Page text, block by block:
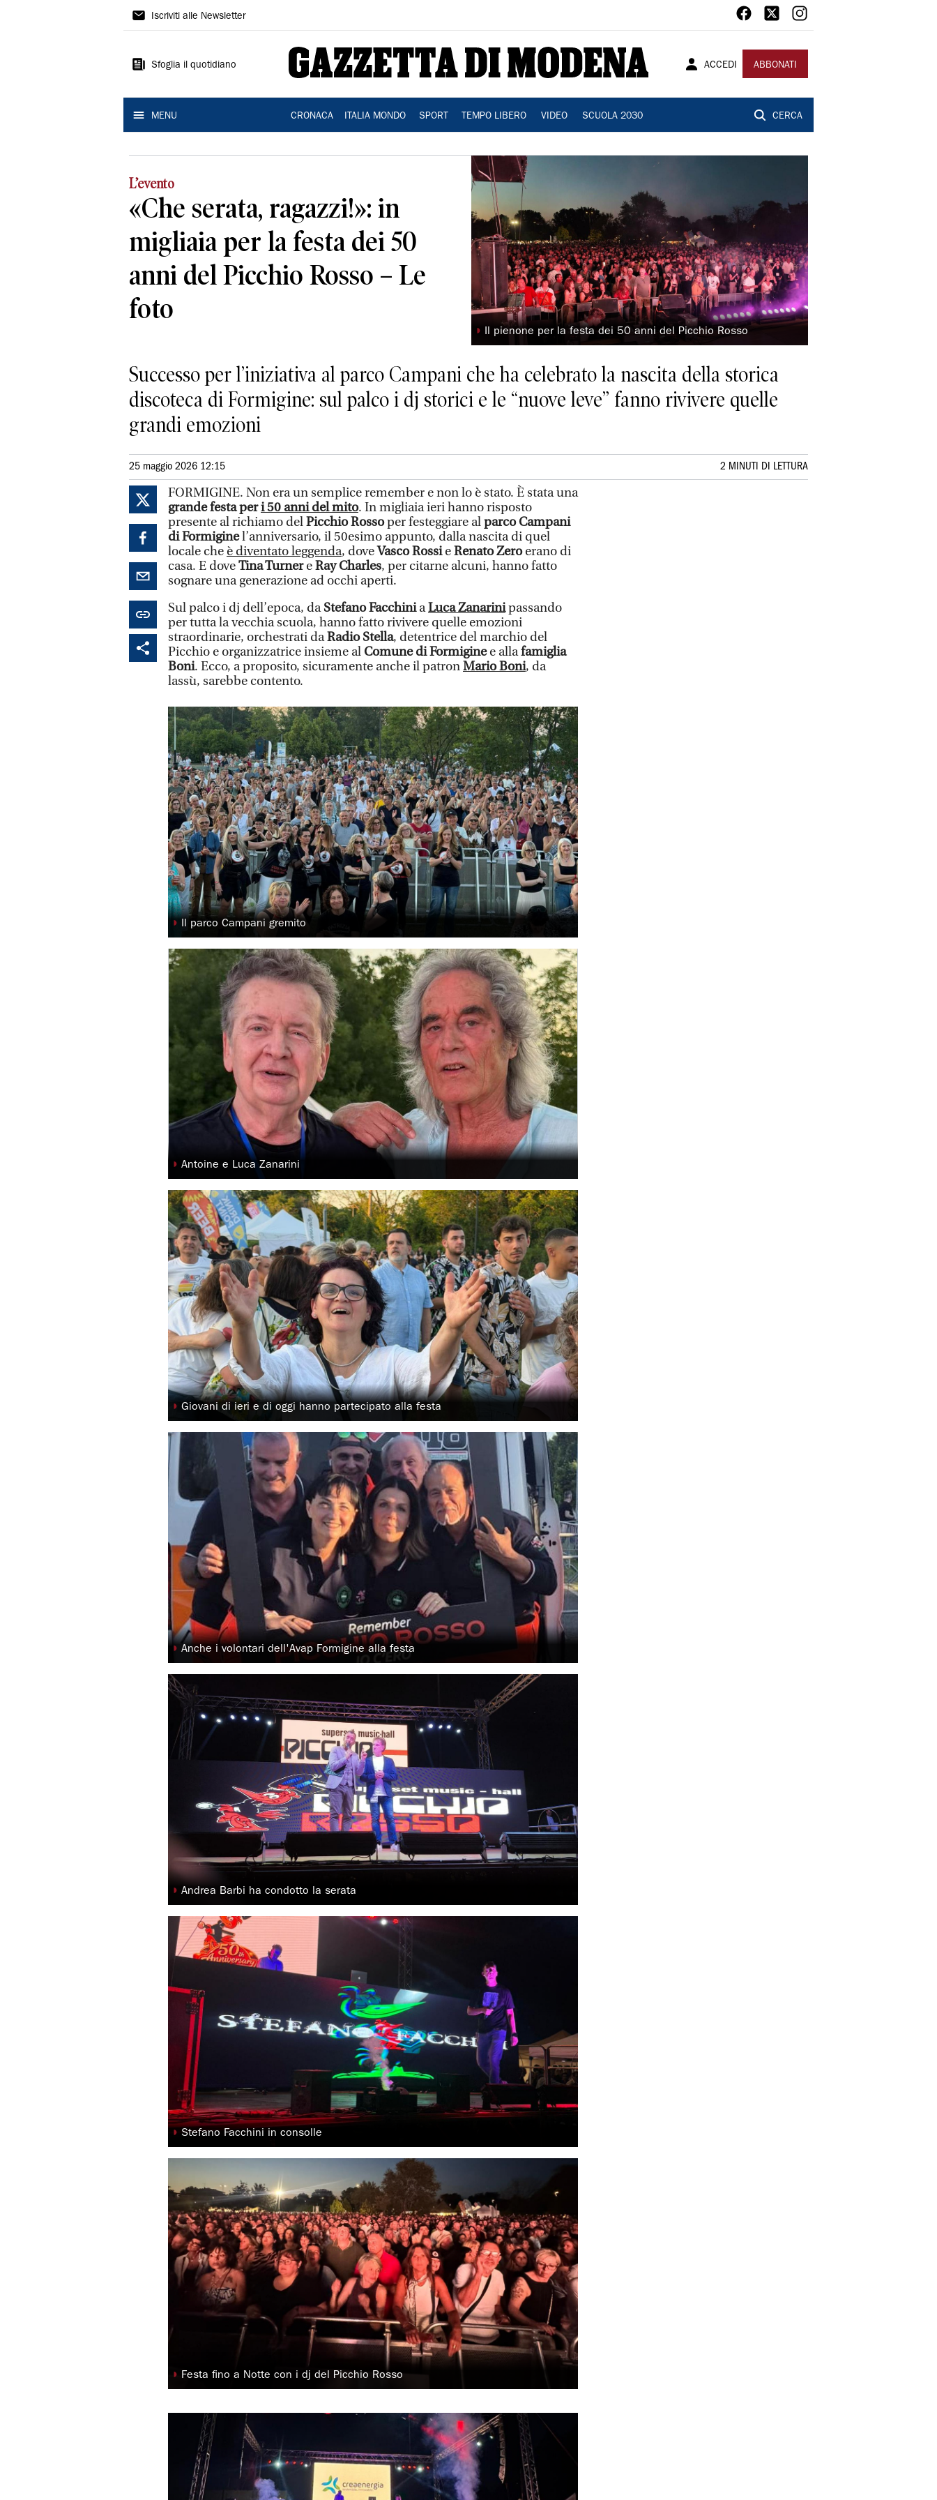
Gazzetta
Modena
Iscriviti alle Newsletter
Sfoglia il quotidiano ACCEDI ABBONATI
MENU CRONACA ITALIA MONDO SPORT TEMPO LIBERO VIDEO SCUOLA 2030 CERCA
L’evento
«Che serata, ragazzi!»: in
migliaia per la festa dei 50
anni del Picchio Rosso – Le
foto
◗ Il pienone per la festa dei 50 anni del Picchio Rosso
Successo per l’iniziativa al parco Campani che ha celebrato la nascita della storica
discoteca di Formigine: sul palco i dj storici e le “nuove leve” fanno rivivere quelle
grandi emozioni
25 maggio 2026 12:15 2 MINUTI DI LETTURA
FORMIGINE. Non era un semplice remember e non lo è stato. È stata una
grande festa peri 50 anni del mito. In migliaia ieri hanno risposto
presente al richiamo delPicchio Rossoper festeggiare alparco Campani
di Formiginel’anniversario, il 50esimo appunto, dalla nascita di quel
locale che è diventato leggenda, doveVasco RossieRenato Zeroerano di
casa. E doveTina TurnereRay Charles, per citarne alcuni, hanno fatto
sognare una generazione ad occhi aperti.
Sul palco i dj dell’epoca, daStefano FacchiniaLuca Zanarinipassando
per tutta la vecchia scuola, hanno fatto rivivere quelle emozioni
straordinarie, orchestrati daRadio Stella, detentrice del marchio del
Picchio e organizzatrice insieme al Comune di Formiginee allafamiglia
Boni. Ecco, a proposito, sicuramente anche il patronMario Boni, da
lassù, sarebbe contento.
◗ Il parco Campani gremito
◗ Antoine e Luca Zanarini
◗ Giovani di ieri e di oggi hanno partecipato alla festa
◗ Anche i volontari dell'Avap Formigine alla festa
◗ Andrea Barbi ha condotto la serata
◗ Stefano Facchini in consolle
◗ Festa fino a Notte con i dj del Picchio Rosso